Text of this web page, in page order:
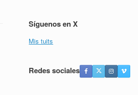
Síguenos en X
Mis tuits
Redes sociales